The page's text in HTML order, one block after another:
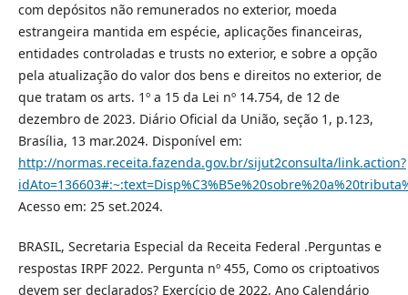
com depósitos não remunerados no exterior, moeda
estrangeira mantida em espécie, aplicações financeiras,
entidades controladas e trusts no exterior, e sobre a opção
pela atualização do valor dos bens e direitos no exterior, de
que tratam os arts. 1º a 15 da Lei nº 14.754, de 12 de
dezembro de 2023. Diário Oficial da União, seção 1, p.123,
Brasília, 13 mar.2024. Disponível em:
http://normas.receita.fazenda.gov.br/sijut2consulta/link.action?
Acesso em: 25 set.2024.
BRASIL, Secretaria Especial da Receita Federal .Perguntas e
respostas IRPF 2022. Pergunta nº 455, Como os criptoativos
devem ser declarados? Exercício de 2022, Ano Calendário